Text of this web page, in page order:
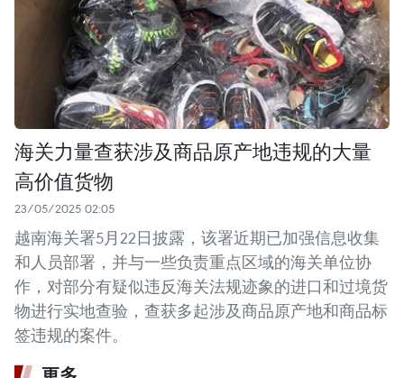
海关力量查获涉及商品原产地违规的大量
高价值货物
23/05/2025 02:05
越南海关署5月22日披露，该署近期已加强信息收集
和人员部署，并与一些负责重点区域的海关单位协
作，对部分有疑似违反海关法规迹象的进口和过境货
物进行实地查验，查获多起涉及商品原产地和商品标
签违规的案件。